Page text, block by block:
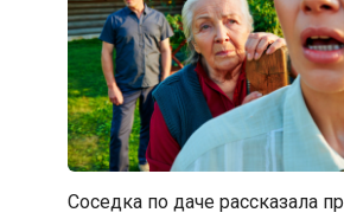
Соседка по даче рассказала